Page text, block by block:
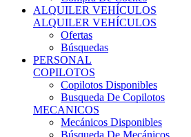
ALQUILER VEHÍCULOS
Ofertas
Búsquedas
PERSONAL
COPILOTOS
Copilotos Disponibles
Busqueda De Copilotos
MECANICOS
Mecánicos Disponibles
Búsqueda De Mecánicos
PIEZAS DE COMPETICIÓN